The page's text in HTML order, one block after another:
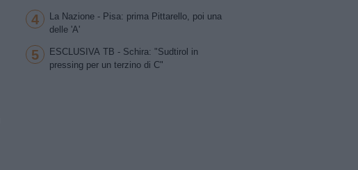
4
La Nazione - Pisa: prima Pittarello, poi una
delle 'A'
5
ESCLUSIVA TB - Schira: "Sudtirol in
pressing per un terzino di C"